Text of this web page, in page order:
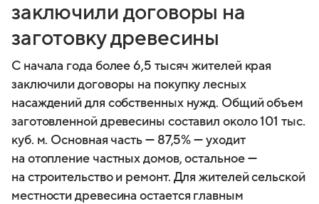
заключили договоры на
заготовку древесины
С начала года более 6,5 тысяч жителей края
заключили договоры на покупку лесных
насаждений для собственных нужд. Общий объем
заготовленной древесины составил около 101 тыс.
куб. м. Основная часть — 87,5% — уходит
на отопление частных домов, остальное —
на строительство и ремонт. Для жителей сельской
местности древесина остается главным